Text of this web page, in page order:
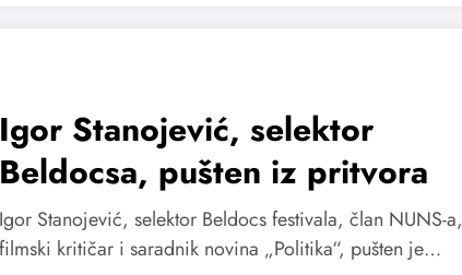
Igor Stanojević, selektor
Beldocsa, pušten iz pritvora
Igor Stanojević, selektor Beldocs festivala, član NUNS-a,
filmski kritičar i saradnik novina „Politika“, pušten je…